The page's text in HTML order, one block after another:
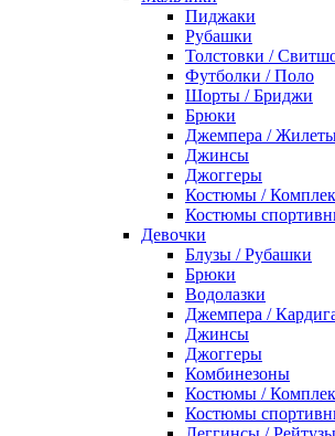
Пиджаки
Рубашки
Толстовки /
Футболки / Поло
Шорты / Бриджи
Брюки
Джемпера /
Джинсы
Джоггеры
Костюмы /
Костюмы
Девочки
Блузы / Рубашки
Брюки
Водолазки
Джемпера /
Джинсы
Джоггеры
Комбинезоны
Костюмы /
Костюмы